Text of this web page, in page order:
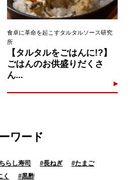
食卓に革命を起こすタルタルソース研究
所
【タルタルをごはんに!?】
ごはんのお供盛りだくさ
ん...
ワード
ちらし寿司 #長ねぎ #たまご
く #黒酢